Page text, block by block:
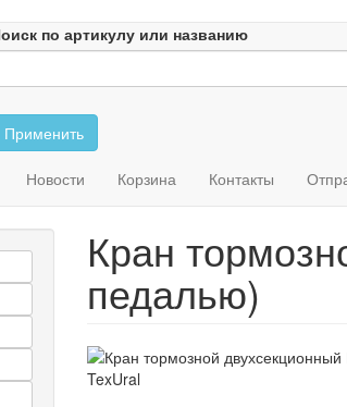
по артикулу или названию
Применить
Новости Корзина Контакты
Кран
педалью)